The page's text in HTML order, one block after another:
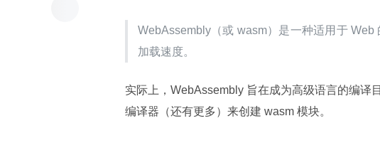
WebAssembly（或 wasm）是一种适用于
加载速度。
实际上，WebAssembly 旨在成为高级语言的编译
编译器（还有更多）来创建 wasm 模块。